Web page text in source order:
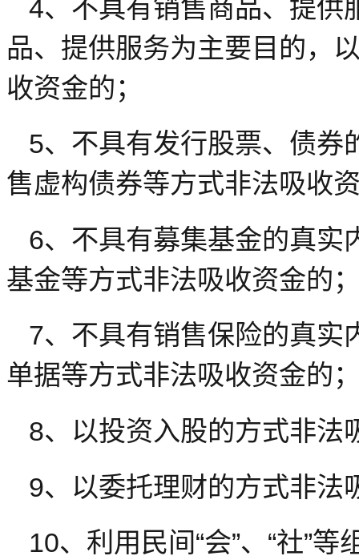
4、不具有销售商品、提供
品、提供服务为主要目的，
收资金的；
5、不具有发行股票、债券
售虚构债券等方式非法吸收
6、不具有募集基金的真实
基金等方式非法吸收资金的
7、不具有销售保险的真实
单据等方式非法吸收资金的
8、以投资入股的方式非法
9、以委托理财的方式非法
10、利用民间“会”、“社”